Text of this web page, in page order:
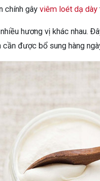
chính gây viêm loét dạ dày
hương vị khác nhau.
được bổ sung hàng